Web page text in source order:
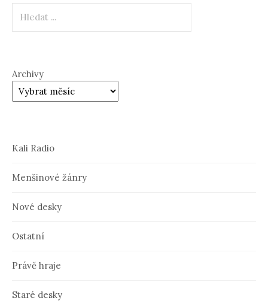
Archivy
Kali Radio
Menšinové žánry
Nové desky
Ostatní
Právě hraje
Staré desky